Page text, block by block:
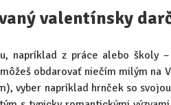
valentínsky
napríklad z práce alebo školy
obdarovať niečím milým
vyber napríklad hrnček so